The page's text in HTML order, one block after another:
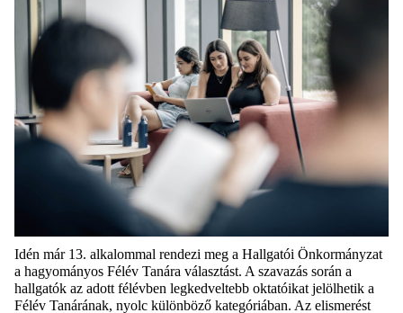
Idén már 13. alkalommal rendezi meg a Hallgatói Önkormányzat
a hagyományos Félév Tanára választást. A szavazás során a
hallgatók az adott félévben legkedveltebb oktatóikat jelölhetik a
Félév Tanárának, nyolc különböző kategóriában. Az elismerést